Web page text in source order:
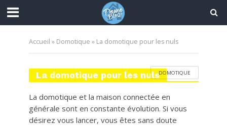
Accueil » Domotique » La domotique pour les nuls
La domotique pour les nulsDOMOTIQUE
La domotique et la maison connectée en
générale sont en constante évolution. Si vous
désirez vous lancer, vous êtes sans doute